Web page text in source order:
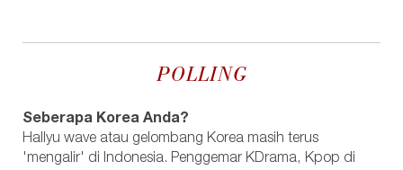
POLLING
Seberapa Korea Anda?
Hallyu wave atau gelombang Korea masih terus
'mengalir' di Indonesia. Penggemar KDrama, Kpop di